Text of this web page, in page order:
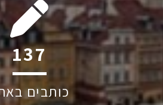
193
כותבים